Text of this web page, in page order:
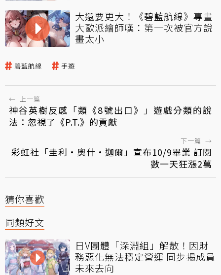
大還要更大！《碧藍航線》專畫
大歐派繪師嘆：第一次被官方說
畫太小
碧藍航線 手遊
← 上一篇
神谷英樹反感「類《8號出口》」遊戲分類的說
法：忽視了《P.T.》的貢獻
下一篇 →
彩虹社「圭利·奧什·迦爾」宣布10/9畢業 訂閱
數一天狂漲2萬
猜你喜歡
同類好文
日V團體「深淵組」解散！因財
務惡化無法穩定營運 同步揭成員
未來去向